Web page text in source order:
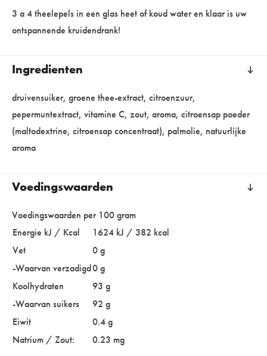
3 a 4 theelepels in een glas heet of koud water en klaar is uw
ontspannende kruidendrank!
Ingredienten
druivensuiker, groene thee-extract, citroenzuur,
pepermuntextract, vitamine C, zout, aroma, citroensap poeder
(maltodextrine, citroensap concentraat), palmolie, natuurlijke
aroma
Voedingswaarden
Voedingswaarden per 100 gram
Energie kJ / Kcal
1624 kJ / 382 kcal
Vet
0 g
-Waarvan verzadigd0 g
Koolhydraten
93 g
-Waarvan suikers
92 g
Eiwit
0.4 g
Natrium / Zout:
0.23 mg